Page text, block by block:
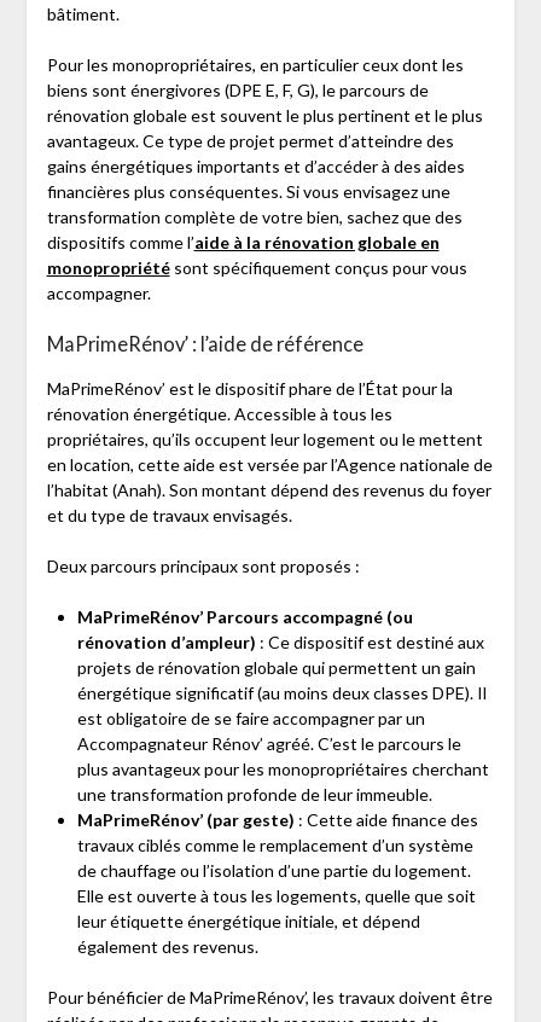
bâtiment.
Pour les monopropriétaires, en particulier ceux dont les
biens sont énergivores (DPE E, F, G), le parcours de
rénovation globale est souvent le plus pertinent et le plus
avantageux. Ce type de projet permet d’atteindre des
gains énergétiques importants et d’accéder à des aides
financières plus conséquentes. Si vous envisagez une
transformation complète de votre bien, sachez que des
dispositifs comme l’aide à la rénovation globale en
monopropriétésont spécifiquement conçus pour vous
accompagner.
MaPrimeRénov’ : l’aide de référence
MaPrimeRénov’ est le dispositif phare de l’État pour la
rénovation énergétique. Accessible à tous les
propriétaires, qu’ils occupent leur logement ou le mettent
en location, cette aide est versée par l’Agence nationale de
l’habitat (Anah). Son montant dépend des revenus du foyer
et du type de travaux envisagés.
Deux parcours principaux sont proposés :
MaPrimeRénov’ Parcours accompagné (ou
rénovation d’ampleur) : Ce dispositif est destiné aux
projets de rénovation globale qui permettent un gain
énergétique significatif (au moins deux classes DPE). Il
est obligatoire de se faire accompagner par un
Accompagnateur Rénov’ agréé. C’est le parcours le
plus avantageux pour les monopropriétaires cherchant
une transformation profonde de leur immeuble.
MaPrimeRénov’ (par geste) : Cette aide finance des
travaux ciblés comme le remplacement d’un système
de chauffage ou l’isolation d’une partie du logement.
Elle est ouverte à tous les logements, quelle que soit
leur étiquette énergétique initiale, et dépend
également des revenus.
Pour bénéficier de MaPrimeRénov’, les travaux doivent être